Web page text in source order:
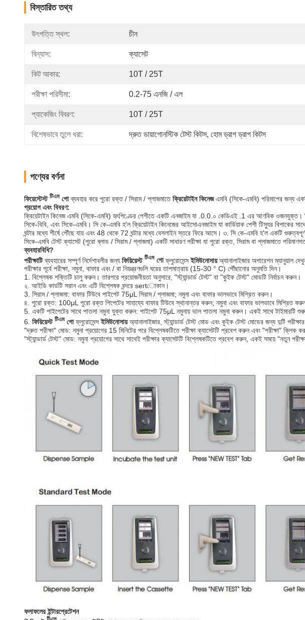
বিস্তারিত তথ্য
উৎপত্তি স্থল: চীন
বিন্যাস: ক্যাসেট
কিট আকার: 10T / 25T
পরীক্ষা পরিসীমা: 0.2-75 এনজি / এল
প্যাকেজিং বিবরণ: 10T / 25T
বিশেষভাবে তুলে ধরা: দ্রুত ডায়াগোনস্টিক টেস্ট কিটস, হোম ড্রাগ ড্রাগ কিটস
পণ্যের বর্ণনা
ফিয়েস্টেস্ট টিএম গোব্যবহার করে পুরো রক্ত ​​/ সিরাম / প্লাজমাতেক্রিয়েটাইন কিনেজএমবি (সিকে-এমবি) পরিমাপের জন্য
প্রয়োগ এবং বিবরণ:
ক্রিয়েটাইন কিনেজ এমবি (সিকে-এমবি) হৃৎপিণ্ডের পেশীতে একটি এনজাইম যা .0.0.০ কেডিএই .1 এর আণবিক ওজনযুক্ত।
সিকে-বিবি, এবং সিকে-এমবি। সি কে-এমবি হ'ল ক্রিয়েটাইন কিনেজের আইসোএনজাইম যা কার্ডিয়াক পেশী টিস্যুর
ঘন্টার মধ্যে শীর্ষে পৌঁছে যায় এবং 48 থেকে 72 ঘন্টার মধ্যে বেসলাইন স্তরে ফিরে আসে। ৩. সি কে-এমবি হ'ল একটি
সিকে-এমবি টেস্ট ক্যাসেট (পুরো ব্লাড / সিরাম / প্লাজমা) একটি সাধারণ পরীক্ষা যা পুরো রক্ত, সিরাম বা প্লাজমাতে
ব্যবহারবিধি?
পরীক্ষাটিব্যবহারের সম্পূর্ণ নির্দেশাবলীর জন্য ফিয়িয়েস্ট টিএম গোফ্লুরোসেন্সইমিউনোসায়অ্যানালাইজার অপারেশন ম্যানুয়াল
পরীক্ষার পূর্বে পরীক্ষা, নমুনা, বাফার এবং / বা নিয়ন্ত্রণগুলি ঘরের তাপমাত্রায় (15-30 ° C) পৌঁছানোর অনুমতি দিন।
1. বিশ্লেষক শক্তিটি চালু করুন। তারপরে প্রয়োজনীয়তা অনুসারে, "স্ট্যান্ডার্ড টেস্ট" বা "কুইক টেস্ট" মোডটি নির্বাচন করুন।
২. আইডি কার্ডটি সরান এবং এটি বিশ্লেষক বন্দরে sertোকান।
3. সিরাম / প্লাজমা: বাফার টিউবে পাইপেট 75μL সিরাম / প্লাজমা; নমুনা এবং বাফার ভালভাবে মিশ্রিত করুন।
৪. পুরো রক্ত: 100μL পুরো রক্ত ​​পিপেটের সাহায্যে বাফার টিউবে স্থানান্তর করুন; নমুনা এবং বাফার ভালভাবে মিশ্রিত
5. একটি পাইপেটের সাথে পাতলা নমুনা যুক্ত করুন: পাইপেট 75μL নমুনায় ভাল পাতলা নমুনা করুন। একই সাথে টাইমারটি
6. ফিয়িয়েস্ট টিএম গোফ্লুরোসেন্সইমিউনোসায়অ্যানালাইজার, স্ট্যান্ডার্ড টেস্ট মোড এবং কুইক টেস্ট মোডের জন্য দুটি
"দ্রুত পরীক্ষা" মোড: নমুনা প্রয়োগের 15 মিনিটের পরে বিশ্লেষকটিতে পরীক্ষা ক্যাসেটটি প্রবেশ করুন এবং "পরীক্ষা" ক্লিক
"স্ট্যান্ডার্ড টেস্ট" মোড: নমুনা প্রয়োগের সাথে সাথেই পরীক্ষার ক্যাসেটটি বিশ্লেষকটিতে প্রবেশ করুন, একই সময়ে "নতুন
ফলাফলের ইন্টারপ্রেটেশন